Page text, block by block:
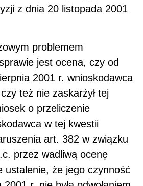
z dnia 20 listopada 2001
problemem
jest ocena, czy od
2001 r. wnioskodawca
czy też nie zaskarżył tej
o przeliczenie
w tej kwestii
art. 382 w związku
przez wadliwą ocenę
ustalenie, że jego czynność